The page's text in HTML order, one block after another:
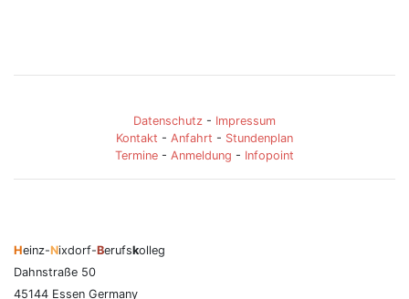
Datenschutz - Impressum
Kontakt - Anfahrt - Stundenplan
Termine - Anmeldung - Infopoint
Heinz-Nixdorf-Berufskolleg
Dahnstraße 50
45144 Essen Germany